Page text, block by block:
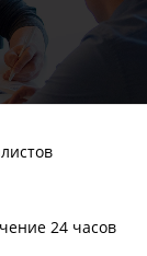
24 часов